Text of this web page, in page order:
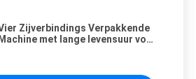
Zijverbindings Verpakkende
Machine met lange levensuur voor
van de Sausverpakking